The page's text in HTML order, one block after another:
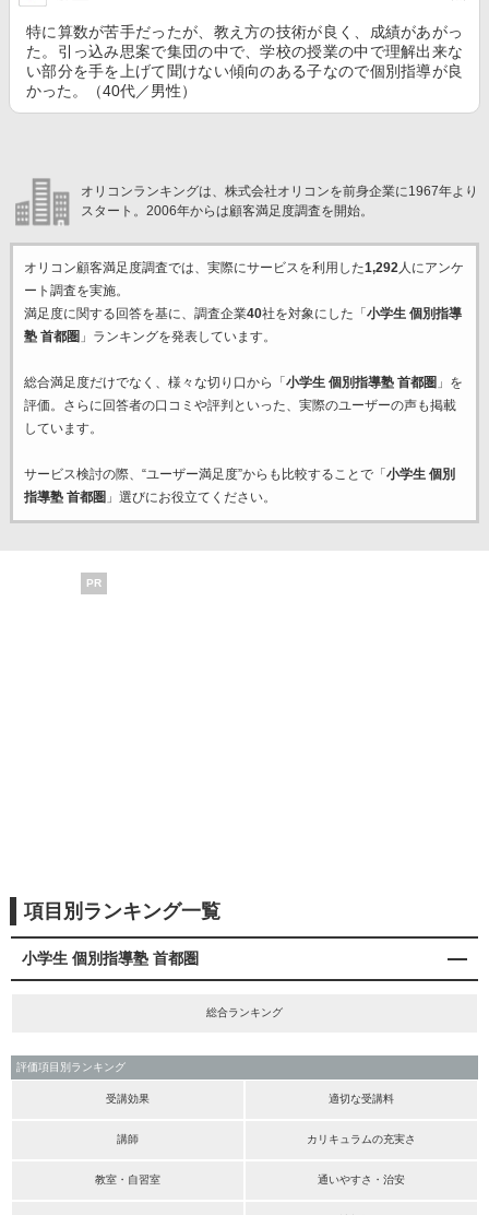
特に算数が苦手だったが、教え方の技術が良く、成績があがっ
た。引っ込み思案で集団の中で、学校の授業の中で理解出来な
い部分を手を上げて聞けない傾向のある子なので個別指導が良
かった。（40代／男性）
オリコンランキングは、株式会社オリコンを前身企業に1967年より
スタート。2006年からは顧客満足度調査を開始。
オリコン顧客満足度調査では、実際にサービスを利用した1,292人にアンケ
ート調査を実施。
満足度に関する回答を基に、調査企業40社を対象にした「 小学生 個別指導
塾 首都圏 」ランキングを発表しています。
総合満足度だけでなく、様々な切り口から「 小学生 個別指導塾 首都圏 」を
評価。さらに回答者の口コミや評判といった、実際のユーザーの声も掲載
しています。
サービス検討の際、“ユーザー満足度”からも比較することで「 小学生 個別
指導塾 首都圏 」選びにお役立てください。
PR
項目別ランキング一覧
小学生 個別指導塾 首都圏
総合ランキング
評価項目別ランキング
受講効果 適切な受講料
講師 カリキュラムの充実さ
教室・自習室 通いやすさ・治安